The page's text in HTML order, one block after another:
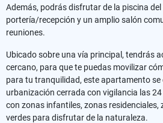
Además, podrás disfrutar de la piscina del
portería/recepción y un amplio salón
reuniones.
Ubicado sobre una vía principal, tendrás
cercano, para que te puedas movilizar
para tu tranquilidad, este apartamento se
urbanización cerrada con vigilancia las
con zonas infantiles, zonas
verdes para disfrutar de la naturaleza.